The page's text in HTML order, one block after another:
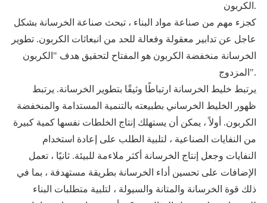
الكربون.
كجزء مهم من صناعة مواد البناء ، تبحث صناعة الخرسانة بشكل
عاجل عن تدابير معقولة وفعالة للحد من انبعاثات الكربون. تطوير
الخرسانة منخفضة الكربون هو المفتاح لتحقيق هدف "الكربون
المزدوج".
يرتبط خليط الخرسانة ارتباطًا وثيقًا بتطوير الخرسانة. يرتبط
ظهور الخليط الخرساني بطبيعته بالتنمية المستدامة والمنخفضة
الكربون. أولاً ، يمكن أن يستهلك إنتاج الخلطات نفسها كمية كبيرة
من النفايات الصناعية ، لتلبية الطلب على إعادة استخدام
النفايات وجعل إنتاج الخرسانة أكثر ملاءمة للبيئة. ثانيًا ، تعمل
الإضافات على تحسين أداء الخرسانة بطريقة مستهدفة ، بما في
ذلك قوة الخرسانة والمتانة والسيولة ، لتلبية متطلبات البناء